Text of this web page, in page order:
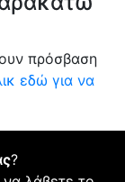
πρόσβαση
εδώ για να
?